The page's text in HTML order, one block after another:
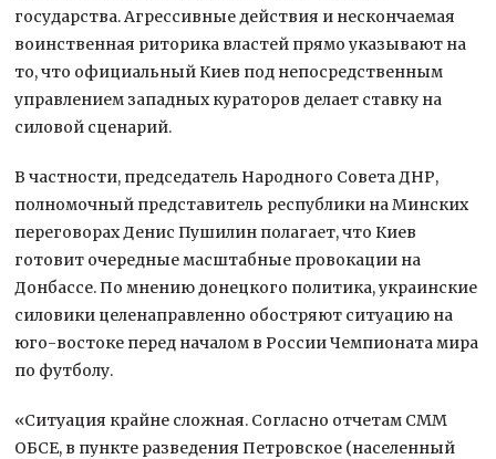
государства. Агрессивные действия и нескончаемая
воинственная риторика властей прямо указывают на
то, что официальный Киев под непосредственным
управлением западных кураторов делает ставку на
силовой сценарий.
В частности, председатель Народного Совета ДНР,
полномочный представитель республики на Минских
переговорах Денис Пушилин полагает, что Киев
готовит очередные масштабные провокации на
Донбассе. По мнению донецкого политика, украинские
силовики целенаправленно обостряют ситуацию на
юго-востоке перед началом в России Чемпионата мира
по футболу.
«Ситуация крайне сложная. Согласно отчетам СММ
ОБСЕ, в пункте разведения Петровское (населенный